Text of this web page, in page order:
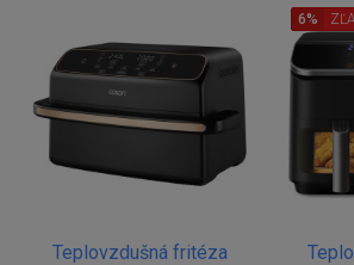
Teplovzdušná fritéza
6%